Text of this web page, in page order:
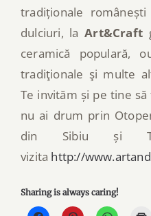
tradiționale
dulciuri, laArt&Craft
ceramică populară,
tradiţionale şi multe
Te invităm și pe tine
nu ai drum prin
din Sibiu și
vizita http://
Sharing is always caring!